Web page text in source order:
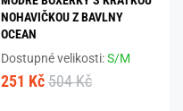
NOHAVIČKOU Z BAVLNY
OCEAN
Dostupné velikosti:S/M
251 Kč 504 Kč